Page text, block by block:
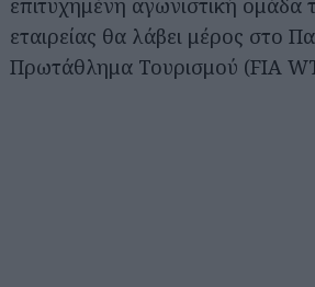
εταιρείας θα λάβει μέρος στο
Πρωτάθλημα Τουρισμού (FIA